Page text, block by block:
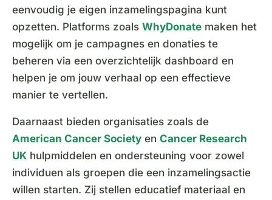
eenvoudig je eigen inzamelingspagina kunt
opzetten. Platforms zoals WhyDonate maken het
mogelijk om je campagnes en donaties te
beheren via een overzichtelijk dashboard en
helpen je om jouw verhaal op een effectieve
manier te vertellen.
Daarnaast bieden organisaties zoals de
American Cancer Society en Cancer Research
UK hulpmiddelen en ondersteuning voor zowel
individuen als groepen die een inzamelingsactie
willen starten. Zij stellen educatief materiaal en